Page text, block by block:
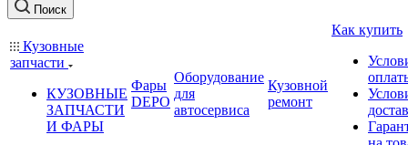
Поиск
Кузовные
запчасти
КУЗОВНЫЕ
ЗАПЧАСТИ
И ФАРЫ
Фары
DEPO
Оборудование
для
автосервиса
Кузовной
ремонт
Как купить